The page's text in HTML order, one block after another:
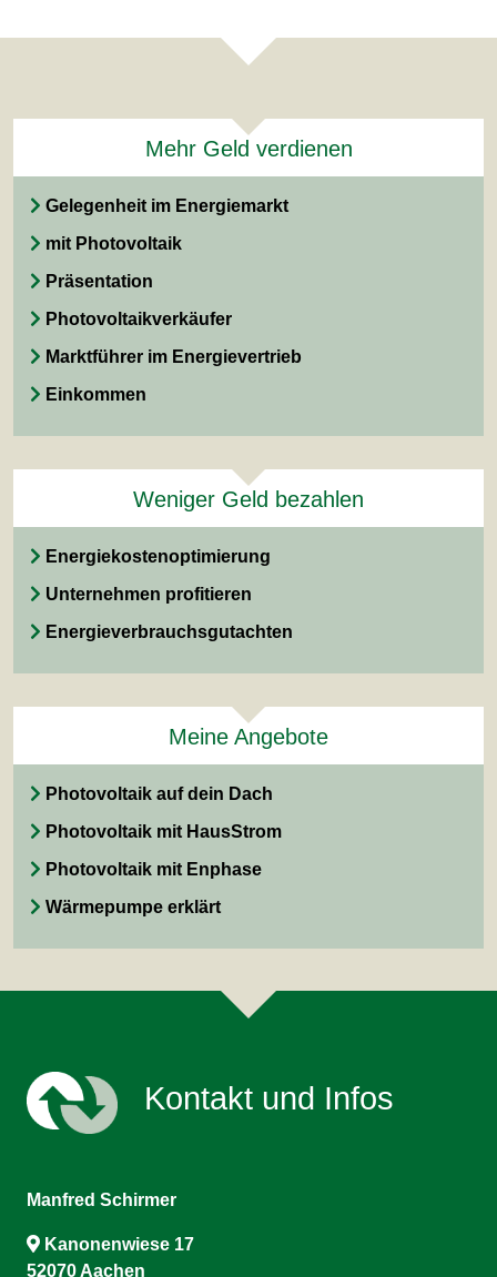
Mehr Geld verdienen
Gelegenheit im Energiemarkt
mit Photovoltaik
Präsentation
Photovoltaikverkäufer
Marktführer im Energievertrieb
Einkommen
Weniger Geld bezahlen
Energiekostenoptimierung
Unternehmen profitieren
Energieverbrauchsgutachten
Meine Angebote
Photovoltaik auf dein Dach
Photovoltaik mit HausStrom
Photovoltaik mit Enphase
Wärmepumpe erklärt
Kontakt und Infos
Manfred Schirmer
Kanonenwiese 17
52070 Aachen